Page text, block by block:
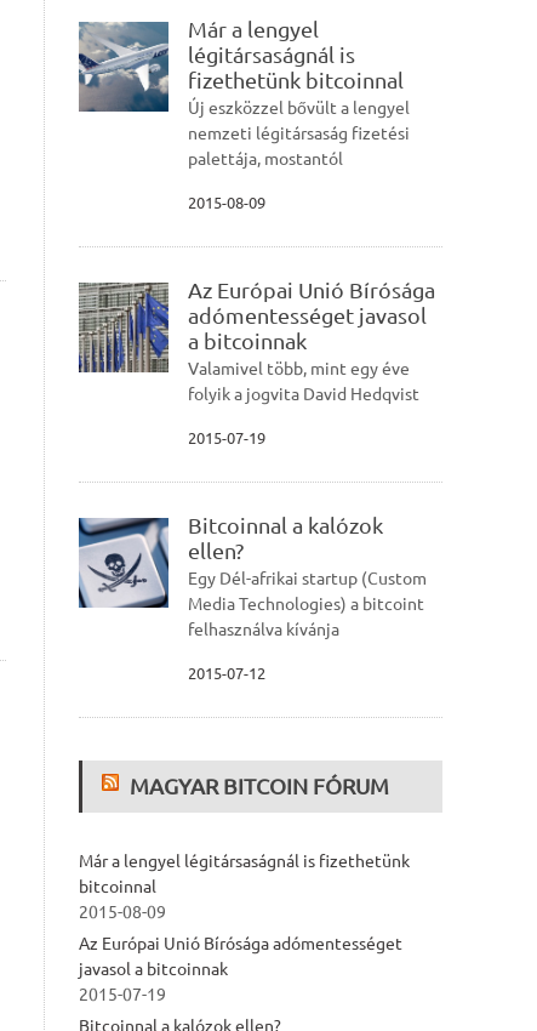
Már a lengyel
légitársaságnál is
fizethetünk bitcoinnal
Új eszközzel bővült a lengyel
nemzeti légitársaság fizetési
palettája, mostantól
2015-08-09
Az Európai Unió Bírósága
adómentességet javasol
a bitcoinnak
Valamivel több, mint egy éve
folyik a jogvita David Hedqvist
2015-07-19
Bitcoinnal a kalózok
ellen?
Egy Dél-afrikai startup (Custom
Media Technologies) a bitcoint
felhasználva kívánja
2015-07-12
MAGYAR BITCOIN FÓRUM
Már a lengyel légitársaságnál is fizethetünk
bitcoinnal
2015-08-09
Az Európai Unió Bírósága adómentességet
javasol a bitcoinnak
2015-07-19
Bitcoinnal a kalózok ellen?